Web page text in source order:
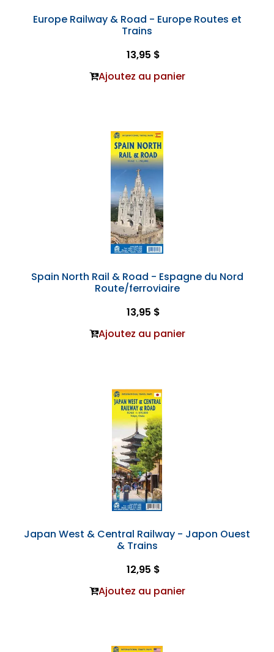
Europe Railway & Road - Europe Routes et
Trains
13,95 $
Ajoutez au panier
Spain North Rail & Road - Espagne du Nord
Route/ferroviaire
13,95 $
Ajoutez au panier
Japan West & Central Railway - Japon Ouest
& Trains
12,95 $
Ajoutez au panier